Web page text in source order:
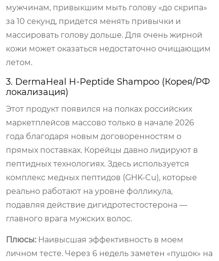
мужчинам, привыкшим мыть голову «до скрипа»
за 10 секунд, придется менять привычки и
массировать голову дольше. Для очень жирной
кожи может оказаться недостаточно очищающим
летом.
3. DermaHeal H-Peptide Shampoo (Корея/РФ
локализация)
Этот продукт появился на полках российских
маркетплейсов массово только в начале 2026
года благодаря новым договоренностям о
прямых поставках. Корейцы давно лидируют в
пептидных технологиях. Здесь используется
комплекс медных пептидов (GHK-Cu), которые
реально работают на уровне фолликула,
подавляя действие дигидротестостерона —
главного врага мужских волос.
Плюсы: Наивысшая эффективность в моем
личном тесте. Через 6 недель заметен «пушок» на